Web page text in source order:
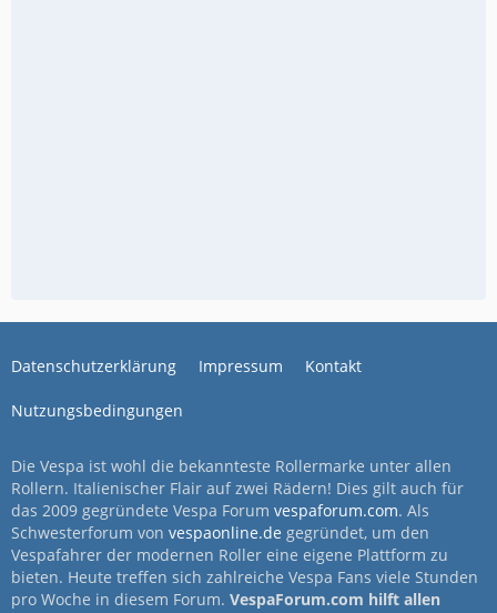
Datenschutzerklärung Impressum Kontakt
Nutzungsbedingungen
Die Vespa ist wohl die bekannteste Rollermarke unter allen
Rollern. Italienischer Flair auf zwei Rädern! Dies gilt auch für
das 2009 gegründete Vespa Forum vespaforum.com. Als
Schwesterforum von vespaonline.de gegründet, um den
Vespafahrer der modernen Roller eine eigene Plattform zu
bieten. Heute treffen sich zahlreiche Vespa Fans viele Stunden
pro Woche in diesem Forum. VespaForum.com hilft allen